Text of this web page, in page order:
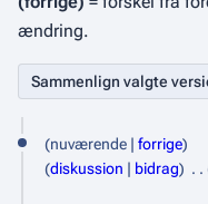
ændring.
1
nuværende forrige
diskussion
bidrag